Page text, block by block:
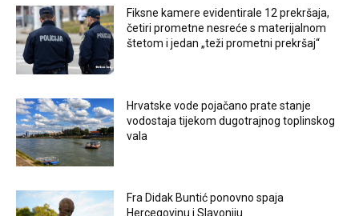
Fiksne kamere evidentirale 12 prekršaja,
četiri prometne nesreće s materijalnom
štetom i jedan „teži prometni prekršaj“
Hrvatske vode pojačano prate stanje
vodostaja tijekom dugotrajnog toplinskog
vala
Fra Didak Buntić ponovno spaja
Hercegovinu i Slavoniju